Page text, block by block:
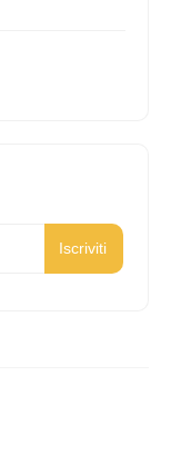
Iscriviti